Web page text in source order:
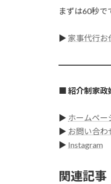
まずは60秒
▶ 家事代行お
■ 紹介制家政
▶ ホームペー
▶ お問い合わ
▶ Instagram
関連記事